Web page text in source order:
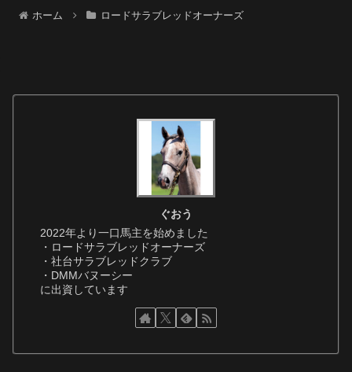
ホーム ロードサラブレッドオーナーズ
ぐおう
2022年より一口馬主を始めました
・ロードサラブレッドオーナーズ
・社台サラブレッドクラブ
・DMMバヌーシー
に出資しています